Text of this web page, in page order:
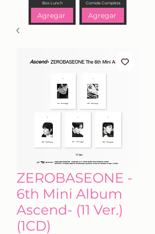
Box Lunch
Agregar
Comida Completa
Agregar
ZEROBASEONE -
6th Mini Album
Ascend- (11 Ver.)
(1CD)